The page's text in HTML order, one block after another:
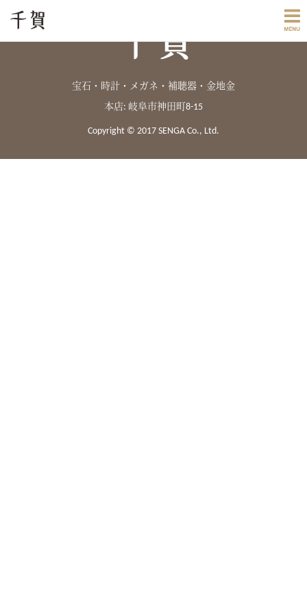
宝石・時計・メガネ・補聴器・金地金
本店: 岐阜市神田町8-15
Copyright © 2017 SENGA Co., Ltd.